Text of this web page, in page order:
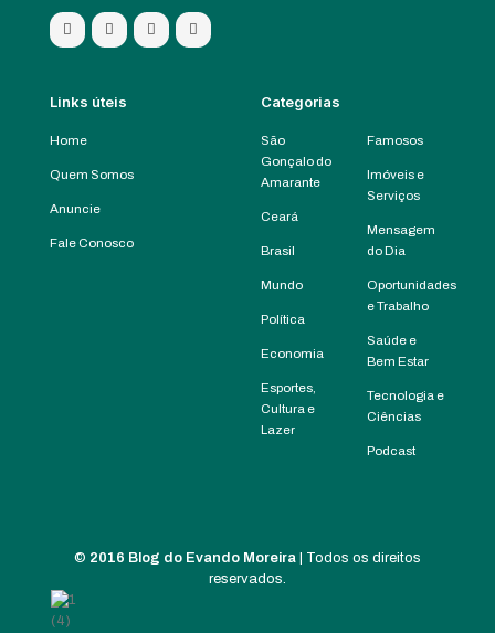
Links úteis
Home
Quem Somos
Anuncie
Fale Conosco
Categorias
São
Gonçalo do
Amarante
Ceará
Brasil
Mundo
Política
Economia
Esportes,
Cultura e
Lazer
Famosos
Imóveis e
Serviços
Mensagem
do Dia
Oportunidades
e Trabalho
Saúde e
Bem Estar
Tecnologia e
Ciências
Podcast
© 2016 Blog do Evando Moreira | Todos os direitos
reservados.